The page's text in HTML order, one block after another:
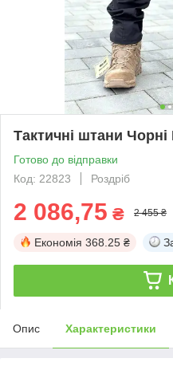
Тактичні штани Чорні
Готово до відправки
Код: 22823
Роздріб
2 086,75 ₴ 2 455 ₴
Економія 368.25 ₴
Опис Характеристики